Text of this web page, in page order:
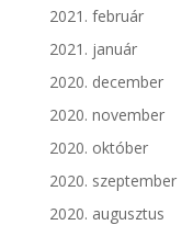
2021. február
2021. január
2020. december
2020. november
2020. október
2020. szeptember
2020. augusztus